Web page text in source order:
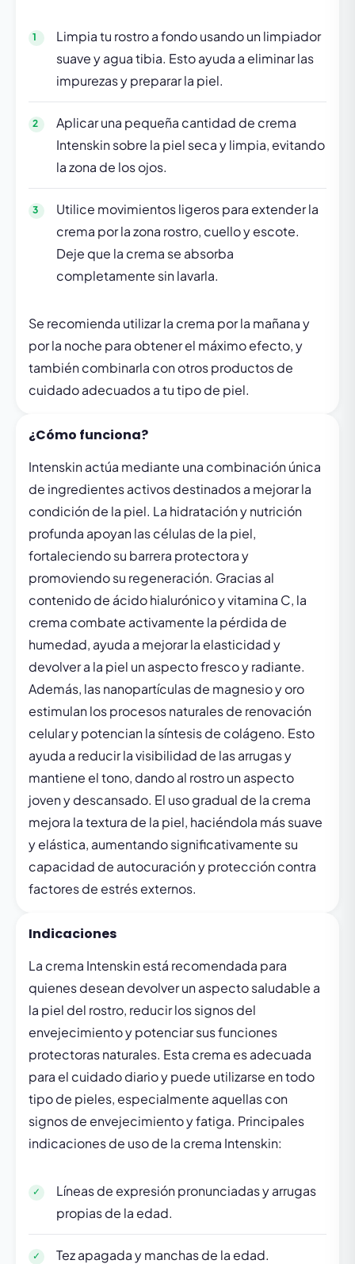
Limpia tu rostro a fondo usando un limpiador
suave y agua tibia. Esto ayuda a eliminar las
impurezas y preparar la piel.
Aplicar una pequeña cantidad de crema
Intenskin sobre la piel seca y limpia, evitando
la zona de los ojos.
Utilice movimientos ligeros para extender la
crema por la zona rostro, cuello y escote.
Deje que la crema se absorba
completamente sin lavarla.
Se recomienda utilizar la crema por la mañana y
por la noche para obtener el máximo efecto, y
también combinarla con otros productos de
cuidado adecuados a tu tipo de piel.
¿Cómo funciona?
Intenskin actúa mediante una combinación única
de ingredientes activos destinados a mejorar la
condición de la piel. La hidratación y nutrición
profunda apoyan las células de la piel,
fortaleciendo su barrera protectora y
promoviendo su regeneración. Gracias al
contenido de ácido hialurónico y vitamina C, la
crema combate activamente la pérdida de
humedad, ayuda a mejorar la elasticidad y
devolver a la piel un aspecto fresco y radiante.
Además, las nanopartículas de magnesio y oro
estimulan los procesos naturales de renovación
celular y potencian la síntesis de colágeno. Esto
ayuda a reducir la visibilidad de las arrugas y
mantiene el tono, dando al rostro un aspecto
joven y descansado. El uso gradual de la crema
mejora la textura de la piel, haciéndola más suave
y elástica, aumentando significativamente su
capacidad de autocuración y protección contra
factores de estrés externos.
Indicaciones
La crema Intenskin está recomendada para
quienes desean devolver un aspecto saludable a
la piel del rostro, reducir los signos del
envejecimiento y potenciar sus funciones
protectoras naturales. Esta crema es adecuada
para el cuidado diario y puede utilizarse en todo
tipo de pieles, especialmente aquellas con
signos de envejecimiento y fatiga. Principales
indicaciones de uso de la crema Intenskin:
Líneas de expresión pronunciadas y arrugas
propias de la edad.
Tez apagada y manchas de la edad.